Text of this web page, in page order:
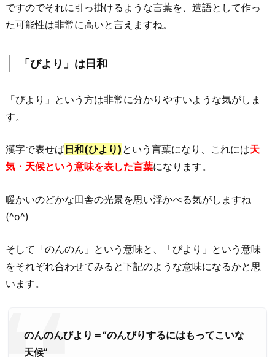
ですのでそれに引っ掛けるような言葉を、造語として作っ
た可能性は非常に高いと言えますね。
「びより」は日和
「びより」という方は非常に分かりやすいような気がしま
す。
漢字で表せば日和(ひより) という言葉になり、これには天
気・天候という意味を表した言葉になります。
暖かいのどかな田舎の光景を思い浮かべる気がしますね
(^o^)
そして「のんのん」という意味と、「びより」という意味
をそれぞれ合わせてみると下記のような意味になるかと思
います。
のんのんびより＝“のんびりするにはもってこいな
天候”